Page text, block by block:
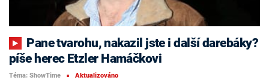
píše herec Etzler Hamáčkovi
Téma: ShowTime ■ Aktualizováno